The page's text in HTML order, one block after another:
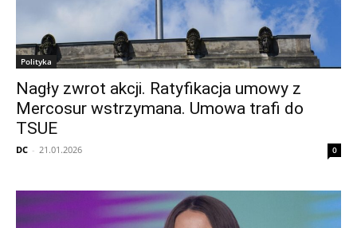
Polityka
Nagły zwrot akcji. Ratyfikacja umowy z
Mercosur wstrzymana. Umowa trafi do
TSUE
DC - 21.01.2026 0